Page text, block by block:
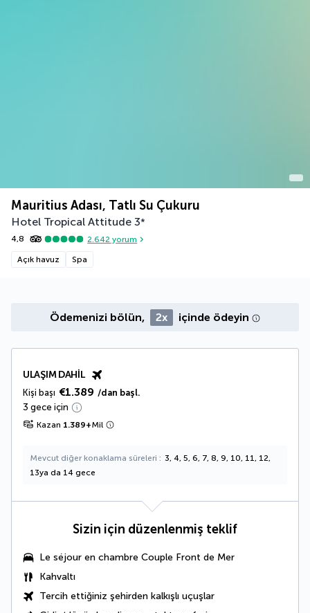
Mauritius Adası, Tatlı Su Çukuru
Hotel Tropical Attitude 3*
4,8 2.642 yorum
Açık havuz Spa
Ödemenizi bölün, 2x içinde ödeyin
ULAŞIM DAHIL
Kişi başı €1.389 /dan başl.
3 gece için
Kazan 1.389+Mil
Mevcut diğer konaklama süreleri
3, 4, 5, 6, 7, 8, 9, 10, 11, 12,
13ya da 14 gece
Sizin için düzenlenmiş teklif
Le séjour en chambre Couple Front de Mer
Kahvaltı
Tercih ettiğiniz şehirden kalkışlı uçuşlar